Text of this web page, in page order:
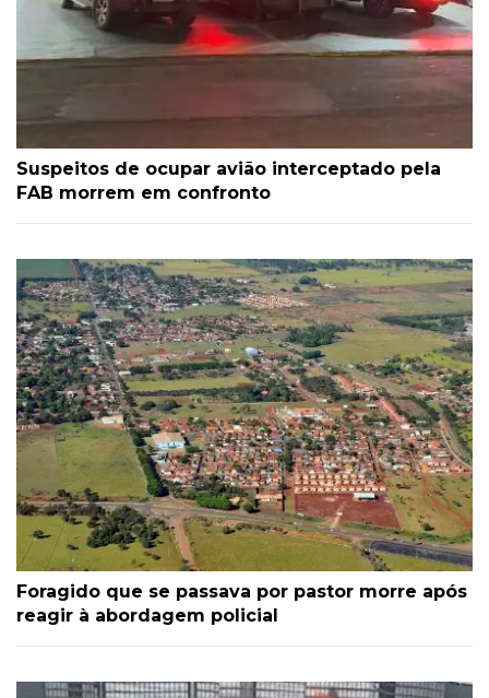
Suspeitos de ocupar avião interceptado pela
FAB morrem em confronto
Foragido que se passava por pastor morre após
reagir à abordagem policial